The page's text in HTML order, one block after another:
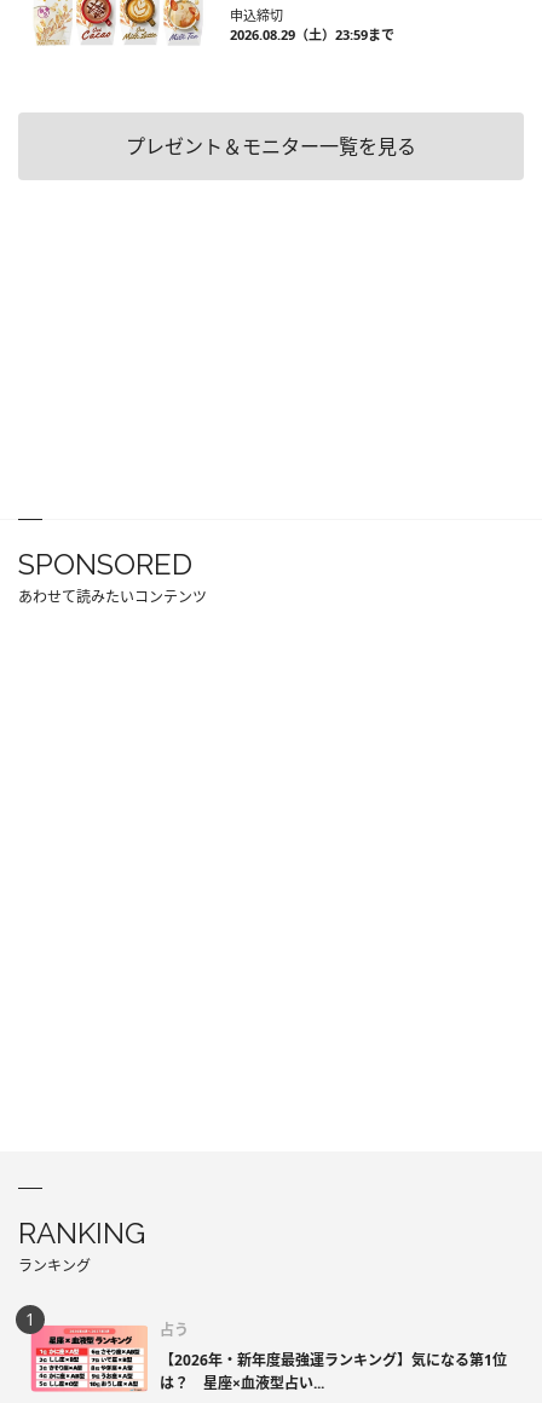
申込締切
2026.08.29（土）23:59まで
プレゼント＆モニター一覧を見る
SPONSORED
あわせて読みたいコンテンツ
RANKING
ランキング
占う
【2026年・新年度最強運ランキング】気になる第1位
は？ 星座×血液型占い...